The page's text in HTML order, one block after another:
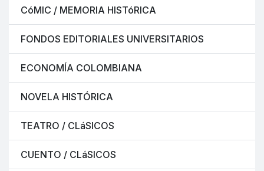
CóMIC / MEMORIA HISTóRICA
FONDOS EDITORIALES UNIVERSITARIOS
ECONOMÍA COLOMBIANA
NOVELA HISTÓRICA
TEATRO / CLáSICOS
CUENTO / CLáSICOS